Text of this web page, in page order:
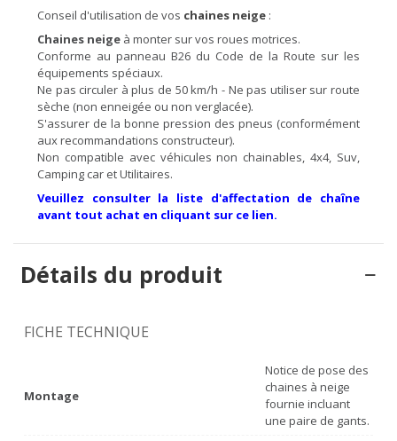
Conseil d'utilisation de vos chaines neige :
Chaines neige à monter sur vos roues motrices.
Conforme au panneau B26 du Code de la Route sur les
équipements spéciaux.
Ne pas circuler à plus de 50 km/h - Ne pas utiliser sur route
sèche (non enneigée ou non verglacée).
S'assurer de la bonne pression des pneus (conformément
aux recommandations constructeur).
Non compatible avec véhicules non chainables, 4x4, Suv,
Camping car et Utilitaires.
Veuillez consulter la liste d'affectation de chaîne
avant tout achat en cliquant sur ce lien.
Détails du produit
FICHE TECHNIQUE
Montage
Notice de pose des
chaines à neige
fournie incluant
une paire de gants.